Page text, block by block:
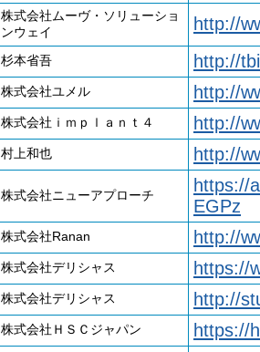
株式会社ムーヴ・ソリューショ
ンウェイ
http://
杉本省吾 http://
株式会社ユメル http://
株式会社ｉｍｐｌａｎｔ４ http://
村上和也 http://
株式会社ニューアプローチ
https://
EGPz
株式会社Ranan http://
株式会社デリシャス https://
株式会社デリシャス http://
株式会社ＨＳＣジャパン
https://